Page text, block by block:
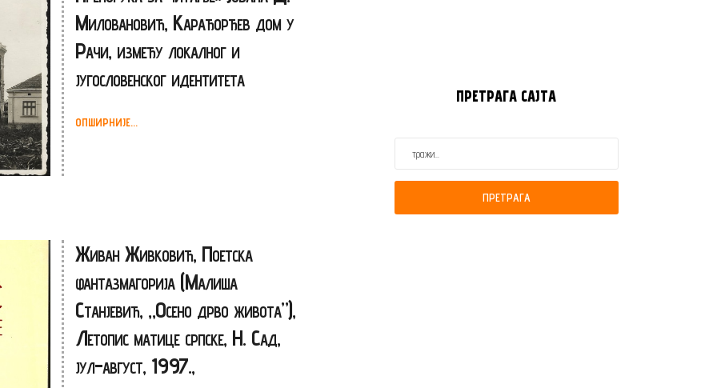
Миловановић, Карађорђев дом у
Рачи, између локалног и
југословенског идентитета
ОПШИРНИЈЕ...
Живан Живковић, Поетска
фантазмагорија (Малиша
Станјевић, „Осено дрво живота”),
Летопис матице српске, Н. Сад,
јул-август, 1997.,
ПРЕТРАГА САЈТА
ПРЕТРАГА